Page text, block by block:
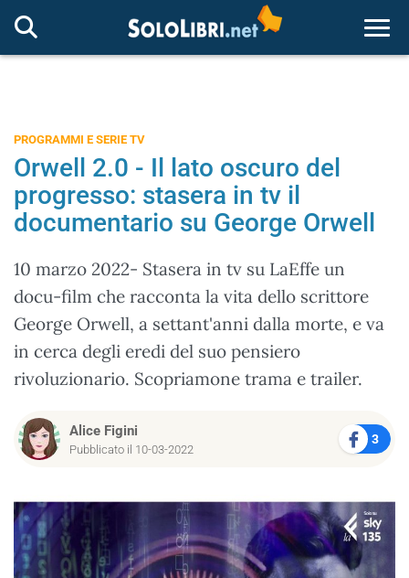
PROGRAMMI E SERIE TV
Orwell 2.0 - Il lato oscuro del
progresso: stasera in tv il
documentario su George Orwell
10 marzo 2022- Stasera in tv su LaEffe un
docu-film che racconta la vita dello scrittore
George Orwell, a settant'anni dalla morte, e va
in cerca degli eredi del suo pensiero
rivoluzionario. Scopriamone trama e trailer.
Alice Figini
Pubblicato il 10-03-2022
3